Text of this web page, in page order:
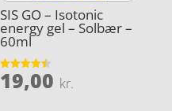
SIS GO – Isotonic
energy gel – Solbær –
60ml
Vurderet
4.5
19,00 kr.